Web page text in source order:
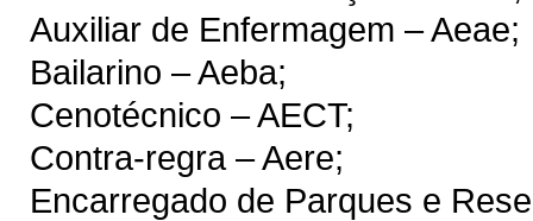
Auxiliar de Enfermagem – Aeae;
Bailarino – Aeba;
Cenotécnico – AECT;
Contra-regra – Aere;
Encarregado de Parques e